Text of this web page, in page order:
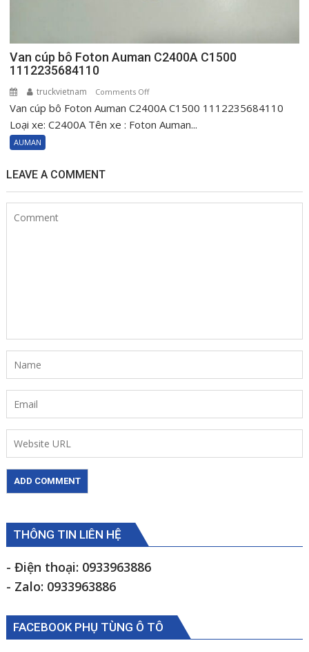
Van cúp bô Foton Auman C2400A C1500
1112235684110
truckvietnam Comments Offon
Van
cúp
Van cúp bô Foton Auman C2400A C1500 1112235684110
Loại xe: C2400A Tên xe : Foton Auman...
AUMAN
LEAVE A COMMENT
THÔNG TIN LIÊN HỆ
- Điện thoại: 0933963886
- Zalo: 0933963886
FACEBOOK PHỤ TÙNG Ô TÔ